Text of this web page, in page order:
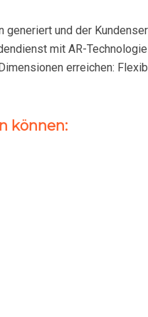
und der
mit AR-
erreichen:
können: